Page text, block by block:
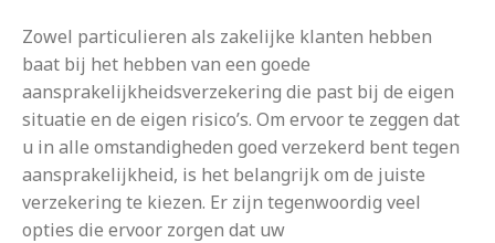
Zowel particulieren als zakelijke klanten hebben
baat bij het hebben van een goede
aansprakelijkheidsverzekering die past bij de eigen
situatie en de eigen risico’s. Om ervoor te zeggen dat
u in alle omstandigheden goed verzekerd bent tegen
aansprakelijkheid, is het belangrijk om de juiste
verzekering te kiezen. Er zijn tegenwoordig veel
opties die ervoor zorgen dat uw